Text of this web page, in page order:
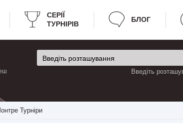
CЕРІЇ
ТУРНІРІВ
БЛОГ
Введіть
Турніри